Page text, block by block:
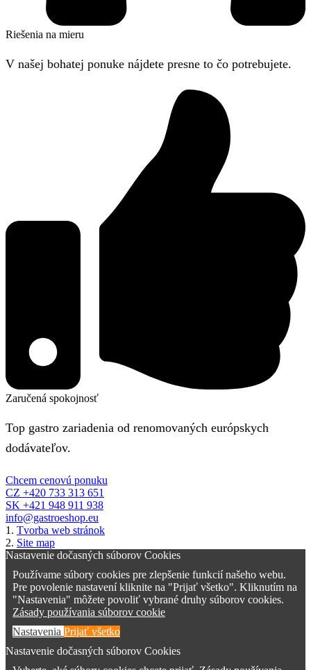
Riešenia na mieru
V našej bohatej ponuke nájdete presne to čo potrebujete.
Zaručená spokojnosť
Top gastro zariadenia od renomovaných európskych
dodávateľov.
Chcem cenovú ponuku
CZ +420 733 313 651
SK +421 948 911 938
info@gastroeshop.eu
1. Tvorba web stránok
2. Site map
Nastavenie dočasných súborov Cookies
Používame súbory cookies pre zlepšenie funkcií našeho webu.
Pre povolenie nastavení kliknite na "Prijať všetko". Kliknutím na
"Nastavenia" môžete povoliť vybrané druhy súborov cookies.
Zásady používania súborov cookie
Nastavenia Prijať všetko
Nastavenie dočasných súborov Cookies